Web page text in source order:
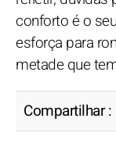
conforto é o
esforça para
metade que
Compartilhar :